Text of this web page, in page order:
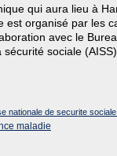
qui aura lieu à
est organisé par les
avec le
sociale
nationale de securite
maladie